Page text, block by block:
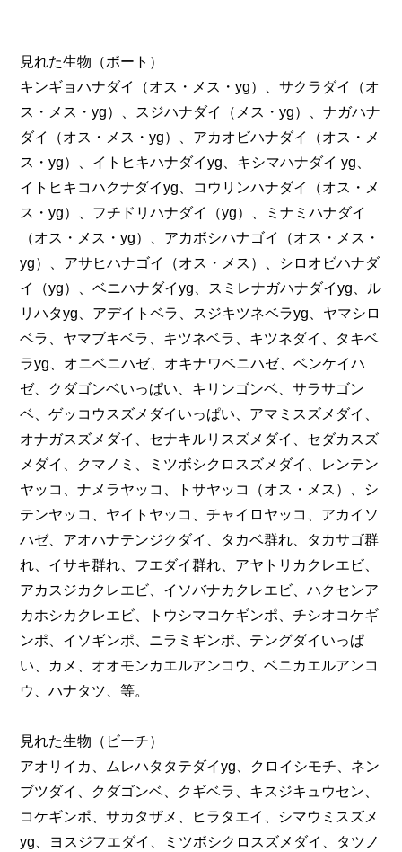
見れた生物（ボート）
キンギョハナダイ（オス・メス・yg）、サクラダイ（オ
ス・メス・yg）、スジハナダイ（メス・yg）、ナガハナ
ダイ（オス・メス・yg）、アカオビハナダイ（オス・メ
ス・yg）、イトヒキハナダイyg、キシマハナダイ yg、
イトヒキコハクナダイyg、コウリンハナダイ（オス・メ
ス・yg）、フチドリハナダイ（yg）、ミナミハナダイ
（オス・メス・yg）、アカボシハナゴイ（オス・メス・
yg）、アサヒハナゴイ（オス・メス）、シロオビハナダ
イ（yg）、ベニハナダイyg、スミレナガハナダイyg、ル
リハタyg、アデイトベラ、スジキツネベラyg、ヤマシロ
ベラ、ヤマブキベラ、キツネベラ、キツネダイ、タキベ
ラyg、オニベニハゼ、オキナワベニハゼ、ベンケイハ
ゼ、クダゴンベいっぱい、キリンゴンベ、サラサゴン
ベ、ゲッコウスズメダイいっぱい、アマミスズメダイ、
オナガスズメダイ、セナキルリスズメダイ、セダカスズ
メダイ、クマノミ、ミツボシクロスズメダイ、レンテン
ヤッコ、ナメラヤッコ、トサヤッコ（オス・メス）、シ
テンヤッコ、ヤイトヤッコ、チャイロヤッコ、アカイソ
ハゼ、アオハナテンジクダイ、タカベ群れ、タカサゴ群
れ、イサキ群れ、フエダイ群れ、アヤトリカクレエビ、
アカスジカクレエビ、イソバナカクレエビ、ハクセンア
カホシカクレエビ、トウシマコケギンポ、チシオコケギ
ンポ、イソギンポ、ニラミギンポ、テングダイいっぱ
い、カメ、オオモンカエルアンコウ、ベニカエルアンコ
ウ、ハナタツ、等。
見れた生物（ビーチ）
アオリイカ、ムレハタタテダイyg、クロイシモチ、ネン
ブツダイ、クダゴンベ、クギベラ、キスジキュウセン、
コケギンポ、サカタザメ、ヒラタエイ、シマウミスズメ
yg、ヨスジフエダイ、ミツボシクロスズメダイ、タツノ